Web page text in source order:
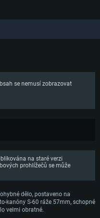
se nemusí zobrazovat
na staré verzi
prohlížečů se může
dělo, postaveno na
kanóny S-60 ráže 57mm, schopné
velmi obratné.